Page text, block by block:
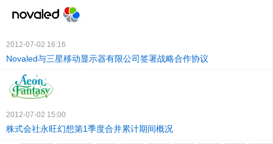
2012-07-02 16:16
Novaled与三星移动显示器有限公司签署战略合作协议
2012-07-02 15:00
株式会社永旺幻想第1季度合并累计期间概况